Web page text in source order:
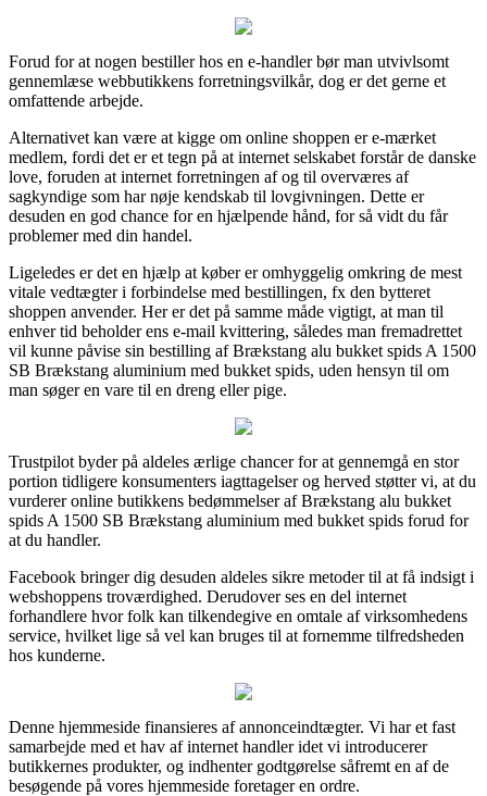
Forud for at nogen bestiller hos en e-handler bør man utvivlsomt
gennemlæse webbutikkens forretningsvilkår, dog er det gerne et
omfattende arbejde.
Alternativet kan være at kigge om online shoppen er e-mærket
medlem, fordi det er et tegn på at internet selskabet forstår de danske
love, foruden at internet forretningen af og til overværes af
sagkyndige som har nøje kendskab til lovgivningen. Dette er
desuden en god chance for en hjælpende hånd, for så vidt du får
problemer med din handel.
Ligeledes er det en hjælp at køber er omhyggelig omkring de mest
vitale vedtægter i forbindelse med bestillingen, fx den bytteret
shoppen anvender. Her er det på samme måde vigtigt, at man til
enhver tid beholder ens e-mail kvittering, således man fremadrettet
vil kunne påvise sin bestilling af Brækstang alu bukket spids A 1500
SB Brækstang aluminium med bukket spids, uden hensyn til om
man søger en vare til en dreng eller pige.
Trustpilot byder på aldeles ærlige chancer for at gennemgå en stor
portion tidligere konsumenters iagttagelser og herved støtter vi, at du
vurderer online butikkens bedømmelser af Brækstang alu bukket
spids A 1500 SB Brækstang aluminium med bukket spids forud for
at du handler.
Facebook bringer dig desuden aldeles sikre metoder til at få indsigt i
webshoppens troværdighed. Derudover ses en del internet
forhandlere hvor folk kan tilkendegive en omtale af virksomhedens
service, hvilket lige så vel kan bruges til at fornemme tilfredsheden
hos kunderne.
Denne hjemmeside finansieres af annonceindtægter. Vi har et fast
samarbejde med et hav af internet handler idet vi introducerer
butikkernes produkter, og indhenter godtgørelse såfremt en af de
besøgende på vores hjemmeside foretager en ordre.